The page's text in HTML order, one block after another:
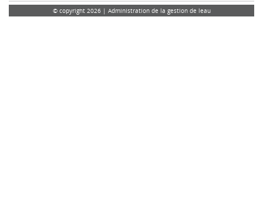
© copyright 2026 | Administration de la gestion de leau